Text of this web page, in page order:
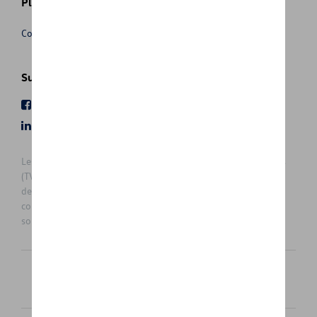
Conditions de vente
Suivez nous
Les prix affichés sur le présent site sont des prix recommandés
(TVAc), hors éventuels frais de montage. Pour connaitre le prix
de vente actuel et les éventuels frais de montage, veuillez
contacter votre concessionnaire/agent. Les prix recommandés
sont sujets à des changements sans préavis.